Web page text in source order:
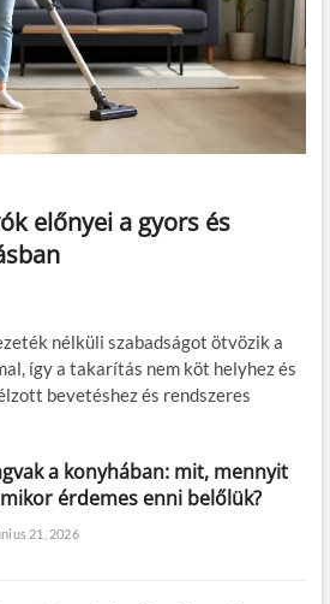
előnyei a gyors és
nélküli szabadságot ötvözik a
így a takarítás nem köt helyhez és
bevetéshez és rendszeres
a konyhában: mit, mennyit
érdemes enni belőlük?
21, 2026